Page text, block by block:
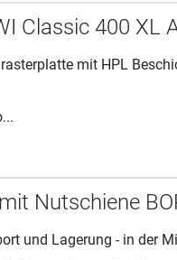
Classic 400 XL
mit HPL
Nutschiene
und Lagerung - in der